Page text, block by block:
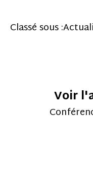
Classé sous :
Voir